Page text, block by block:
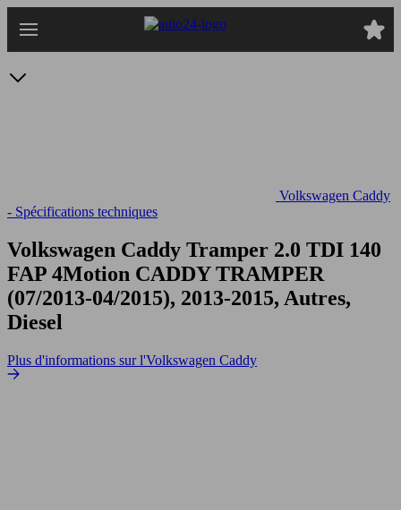
au
Volkswagen Caddy
- Spécifications techniques
Volkswagen Caddy Tramper 2.0 TDI 140
FAP 4Motion CADDY TRAMPER
(07/2013-04/2015), 2013-2015, Autres,
Diesel
Plus d'informations sur l'Volkswagen Caddy